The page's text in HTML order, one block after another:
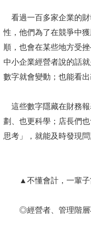
看過一百多家企業的財
性，他們為了在競爭中
順，也會在某些地方受
中小企業經營者說的話
數字就會變動；也能看
這些數字隱藏在財務報
劃、也更科學；店長們
思考」，就能及時發現
▲不懂會計，一輩子
◎經營者、管理階層不